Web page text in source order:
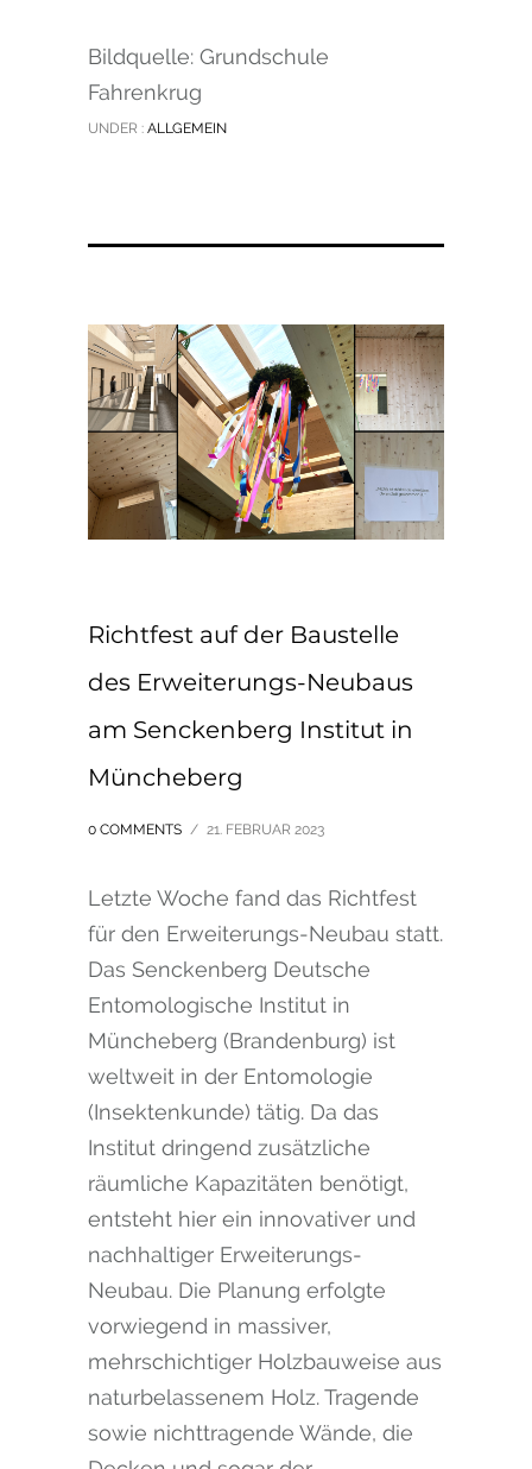
Bildquelle: Grundschule
Fahrenkrug
UNDER : ALLGEMEIN
Richtfest auf der Baustelle
des Erweiterungs-Neubaus
am Senckenberg Institut in
Müncheberg
0 COMMENTS / 21. FEBRUAR 2023
Letzte Woche fand das Richtfest
für den Erweiterungs-Neubau statt.
Das Senckenberg Deutsche
Entomologische Institut in
Müncheberg (Brandenburg) ist
weltweit in der Entomologie
(Insektenkunde) tätig. Da das
Institut dringend zusätzliche
räumliche Kapazitäten benötigt,
entsteht hier ein innovativer und
nachhaltiger Erweiterungs-
Neubau. Die Planung erfolgte
vorwiegend in massiver,
mehrschichtiger Holzbauweise aus
naturbelassenem Holz. Tragende
sowie nichttragende Wände, die